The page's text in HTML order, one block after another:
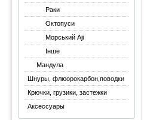
Раки
Октопуси
Морський Aji
Інше
Мандула
Шнуры, флюорокарбон,поводки
Крючки, грузики, застежки
Аксессуары